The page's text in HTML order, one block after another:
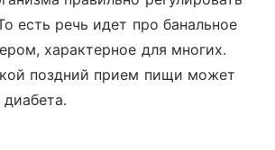
есть речь идет про банальное
характерное для многих.
поздний прием пищи может